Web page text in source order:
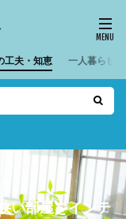
工夫・知恵 一人暮らし
い部屋をインテ